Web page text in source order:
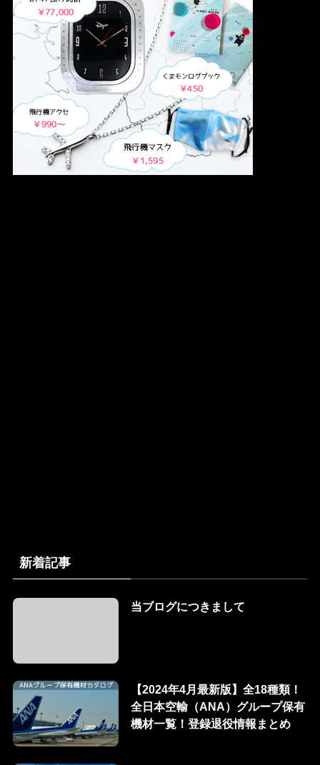
新着記事
当ブログにつきまして
【2024年4月最新版】全18種類！
全日本空輸（ANA）グループ保有
機材一覧！登録退役情報まとめ